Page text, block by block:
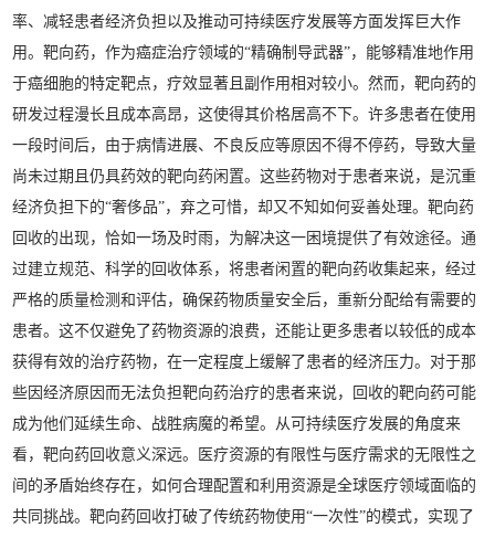
率、减轻患者经济负担以及推动可持续医疗发展等方面发挥巨大作
用。靶向药，作为癌症治疗领域的“精确制导武器”，能够精准地作用
于癌细胞的特定靶点，疗效显著且副作用相对较小。然而，靶向药的
研发过程漫长且成本高昂，这使得其价格居高不下。许多患者在使用
一段时间后，由于病情进展、不良反应等原因不得不停药，导致大量
尚未过期且仍具药效的靶向药闲置。这些药物对于患者来说，是沉重
经济负担下的“奢侈品”，弃之可惜，却又不知如何妥善处理。靶向药
回收的出现，恰如一场及时雨，为解决这一困境提供了有效途径。通
过建立规范、科学的回收体系，将患者闲置的靶向药收集起来，经过
严格的质量检测和评估，确保药物质量安全后，重新分配给有需要的
患者。这不仅避免了药物资源的浪费，还能让更多患者以较低的成本
获得有效的治疗药物，在一定程度上缓解了患者的经济压力。对于那
些因经济原因而无法负担靶向药治疗的患者来说，回收的靶向药可能
成为他们延续生命、战胜病魔的希望。从可持续医疗发展的角度来
看，靶向药回收意义深远。医疗资源的有限性与医疗需求的无限性之
间的矛盾始终存在，如何合理配置和利用资源是全球医疗领域面临的
共同挑战。靶向药回收打破了传统药物使用“一次性”的模式，实现了